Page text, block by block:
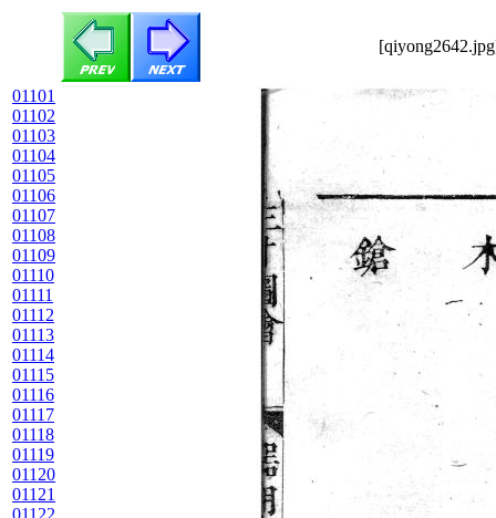
01101
01102
01103
01104
01105
01106
01107
01108
01109
01110
01111
01112
01113
01114
01115
01116
01117
01118
01119
01120
01121
01122